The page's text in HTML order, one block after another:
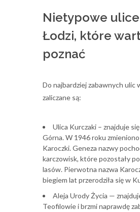
Nietypowe
Łodzi, które
poznać
Do najbardziej zabawnych ulic
zaliczane są:
Ulica Kurczaki – znajduje
Górna. W 1946 roku
Karoczki. Geneza nazwy
karczowisk, które pozostały
lasów. Pierwotna nazwa
biegiem lat przerodziła się w
Aleja Urody Życia —
Teofilowie i brzmi naprawdę